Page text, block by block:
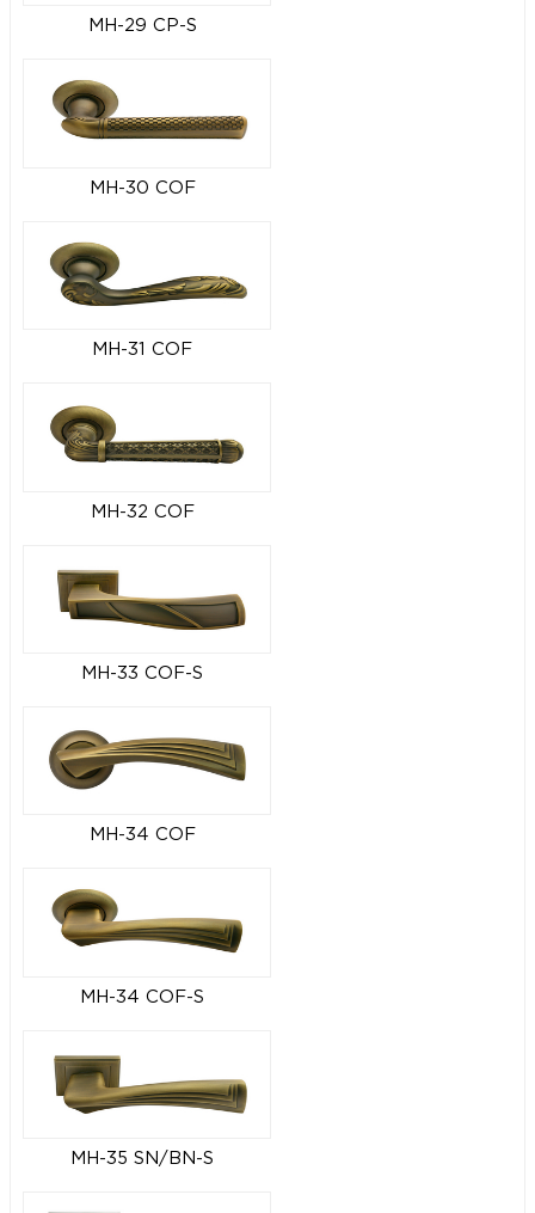
MH-29 CP-S
MH-30 COF
MH-31 COF
MH-32 COF
MH-33 COF-S
MH-34 COF
MH-34 COF-S
MH-35 SN/BN-S